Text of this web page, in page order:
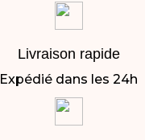
Livraison rapide
Expédié dans les 24h